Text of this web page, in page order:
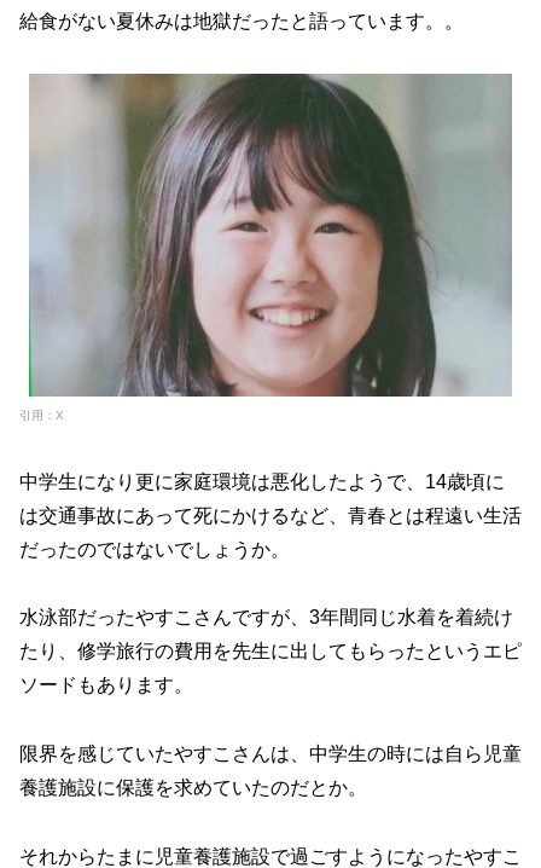
給食がない夏休みは地獄だったと語っています。。
引用：X
中学生になり更に家庭環境は悪化したようで、14歳頃に
は交通事故にあって死にかけるなど、青春とは程遠い生活
だったのではないでしょうか。
水泳部だったやすこさんですが、3年間同じ水着を着続け
たり、修学旅行の費用を先生に出してもらったというエピ
ソードもあります。
限界を感じていたやすこさんは、中学生の時には自ら児童
養護施設に保護を求めていたのだとか。
それからたまに児童養護施設で過ごすようになったやすこ